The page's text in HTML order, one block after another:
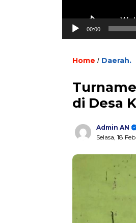
00:00
Home / Daerah.
di Desa
Admin AN
Selasa, 18